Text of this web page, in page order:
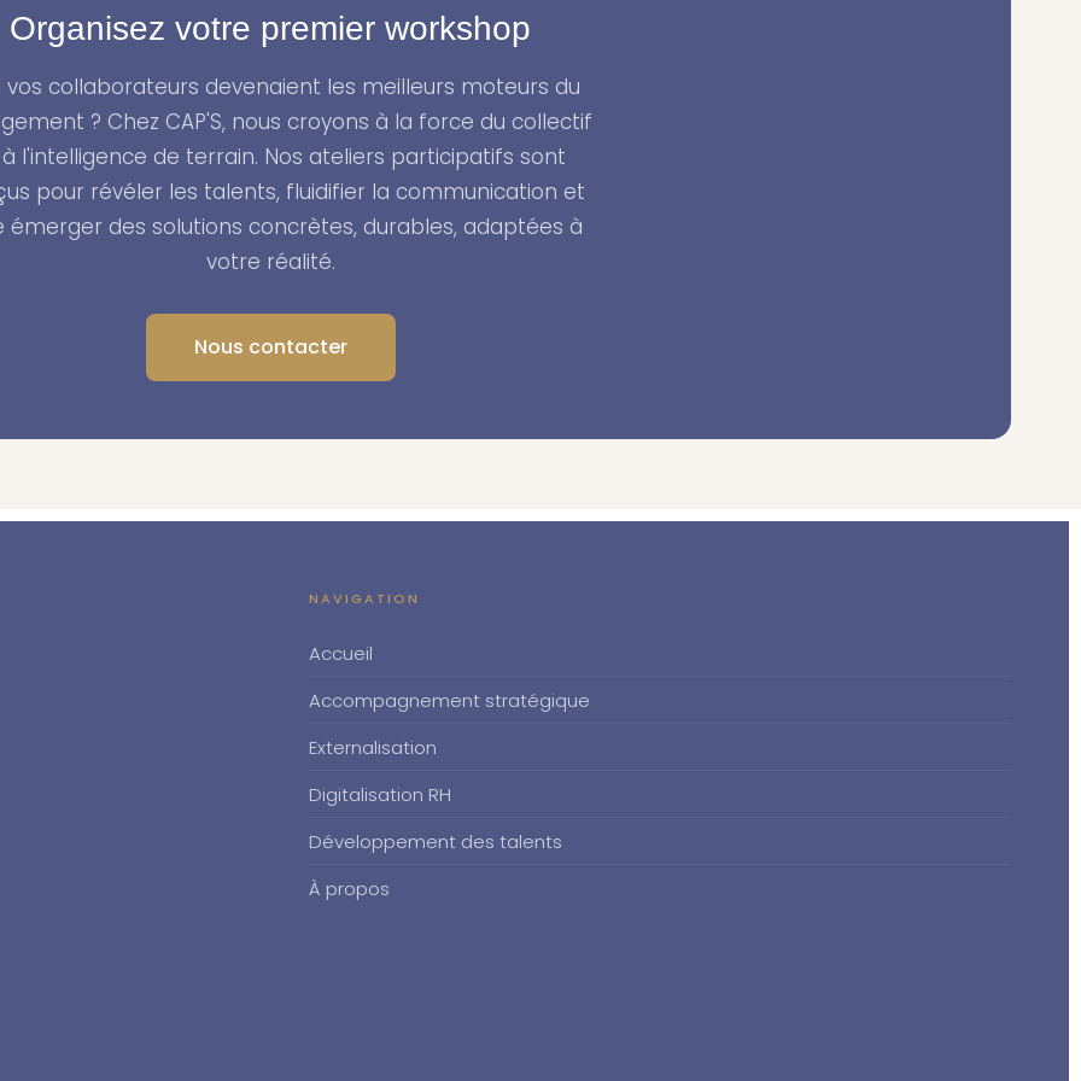
Organisez votre premier workshop
vos collaborateurs devenaient les meilleurs moteurs du
? Chez CAP'S, nous croyons à la force du collectif
l'intelligence de terrain. Nos ateliers participatifs sont
pour révéler les talents, fluidifier la communication et
émerger des solutions concrètes, durables, adaptées à
votre réalité.
Nous contacter
NAVIGATION
Accueil
Accompagnement stratégique
Externalisation
Digitalisation RH
Développement des talents
À propos